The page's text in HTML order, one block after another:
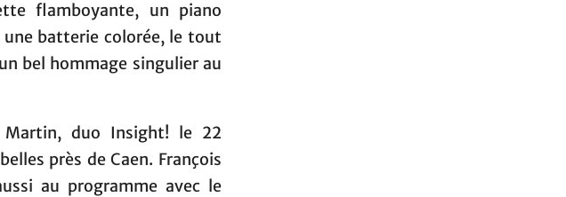
flamboyante, un piano
batterie colorée, le tout
bel hommage singulier au
duo Insight! le 22
près de Caen. François
au programme avec le